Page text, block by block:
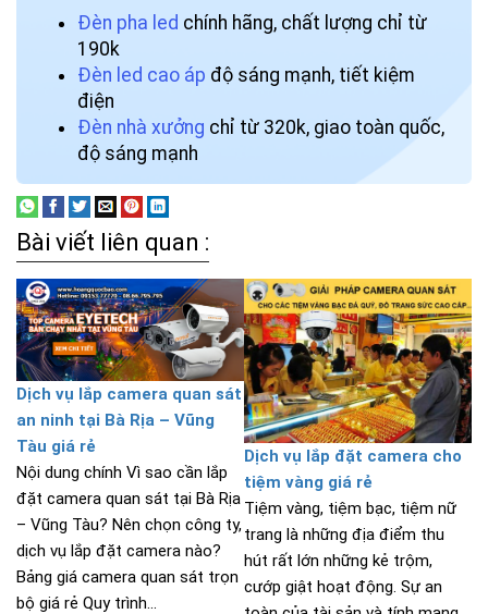
Đèn pha led chính hãng, chất lượng chỉ từ
190k
Đèn led cao áp độ sáng mạnh, tiết kiệm
điện
Đèn nhà xưởng chỉ từ 320k, giao toàn quốc,
độ sáng mạnh
Bài viết liên quan :
Dịch vụ lắp camera quan sát
an ninh tại Bà Rịa – Vũng
Tàu giá rẻ
Nội dung chính Vì sao cần lắp
đặt camera quan sát tại Bà Rịa
– Vũng Tàu? Nên chọn công ty,
dịch vụ lắp đặt camera nào?
Bảng giá camera quan sát trọn
bộ giá rẻ Quy trình...
Dịch vụ lắp đặt camera cho
tiệm vàng giá rẻ
Tiệm vàng, tiệm bạc, tiệm nữ
trang là những địa điểm thu
hút rất lớn những kẻ trộm,
cướp giật hoạt động. Sự an